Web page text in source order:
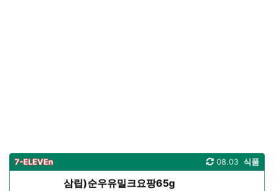
7-ELEVEn 식품
08.03
삼립)순우유밀크요팡65g